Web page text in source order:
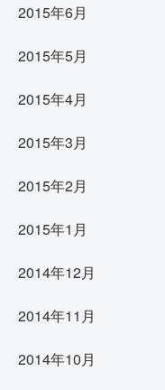
2015年6月
2015年5月
2015年4月
2015年3月
2015年2月
2015年1月
2014年12月
2014年11月
2014年10月